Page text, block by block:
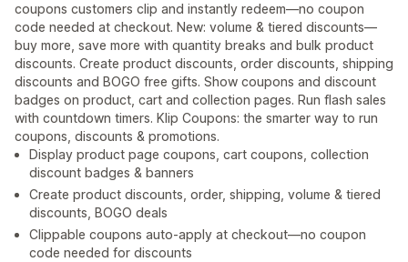
coupons customers clip and instantly redeem—no coupon
code needed at checkout. New: volume & tiered discounts—
buy more, save more with quantity breaks and bulk product
discounts. Create product discounts, order discounts, shipping
discounts and BOGO free gifts. Show coupons and discount
badges on product, cart and collection pages. Run flash sales
with countdown timers. Klip Coupons: the smarter way to run
coupons, discounts & promotions.
Display product page coupons, cart coupons, collection
discount badges & banners
Create product discounts, order, shipping, volume & tiered
discounts, BOGO deals
Clippable coupons auto-apply at checkout—no coupon
code needed for discounts